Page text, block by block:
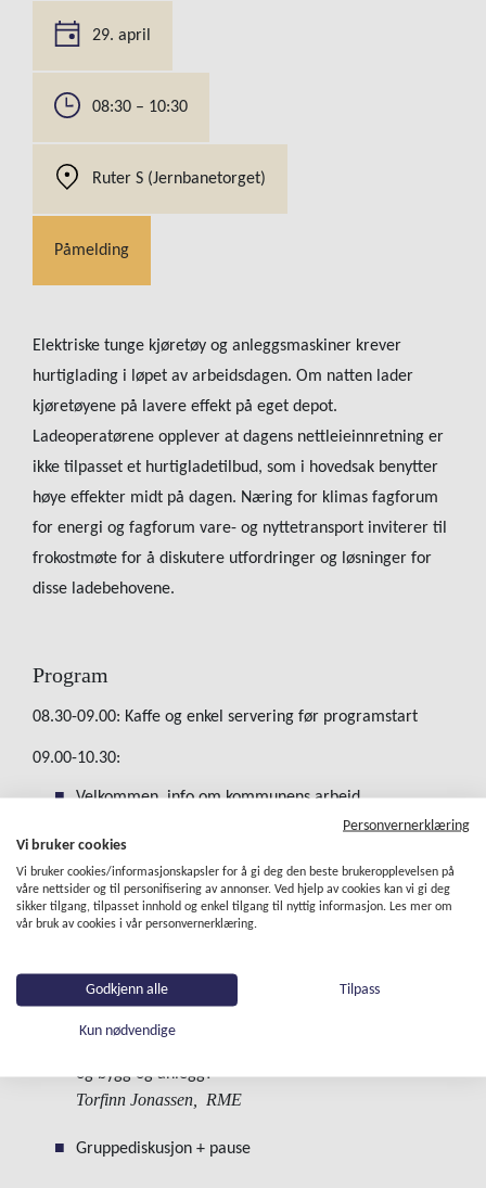
29. april
08:30 – 10:30
Ruter S (Jernbanetorget)
Påmelding
Elektriske tunge kjøretøy og anleggsmaskiner krever
hurtiglading i løpet av arbeidsdagen. Om natten lader
kjøretøyene på lavere effekt på eget depot.
Ladeoperatørene opplever at dagens nettleieinnretning er
ikke tilpasset et hurtigladetilbud, som i hovedsak benytter
høye effekter midt på dagen. Næring for klimas fagforum
for energi og fagforum vare- og nyttetransport inviterer til
frokostmøte for å diskutere utfordringer og løsninger for
disse ladebehovene.
Program
08.30-09.00: Kaffe og enkel servering før programstart
09.00-10.30:
Velkommen, infoom kommunens arbeid.
Erfaringermed bruk og nettleiefra
hurtigladestasjoner for tungtransport.
Harald Grytten, Fastcharge
Effektleddet – En propp i elektrifiseringen?
Simen Narum Grønt landtransportprogram
og bygg og anlegg?
Torfinn Jonassen, RME
Gruppediskusjon + pause
Personvernerklæring
Vi bruker cookies
Vi bruker cookies/informasjonskapsler for å gi deg den beste brukeropplevelsen på
våre nettsider og til personifisering av annonser. Ved hjelp av cookies kan vi gi deg
sikker tilgang, tilpasset innhold og enkel tilgang til nyttig informasjon. Les mer om
vår bruk av cookies i vår personvernerklæring.
Godkjenn alle Tilpass
Kun nødvendige